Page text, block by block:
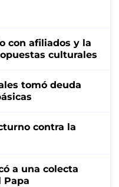
con afiliados y la
culturales
tomó deuda
contra la
a una colecta
Papa